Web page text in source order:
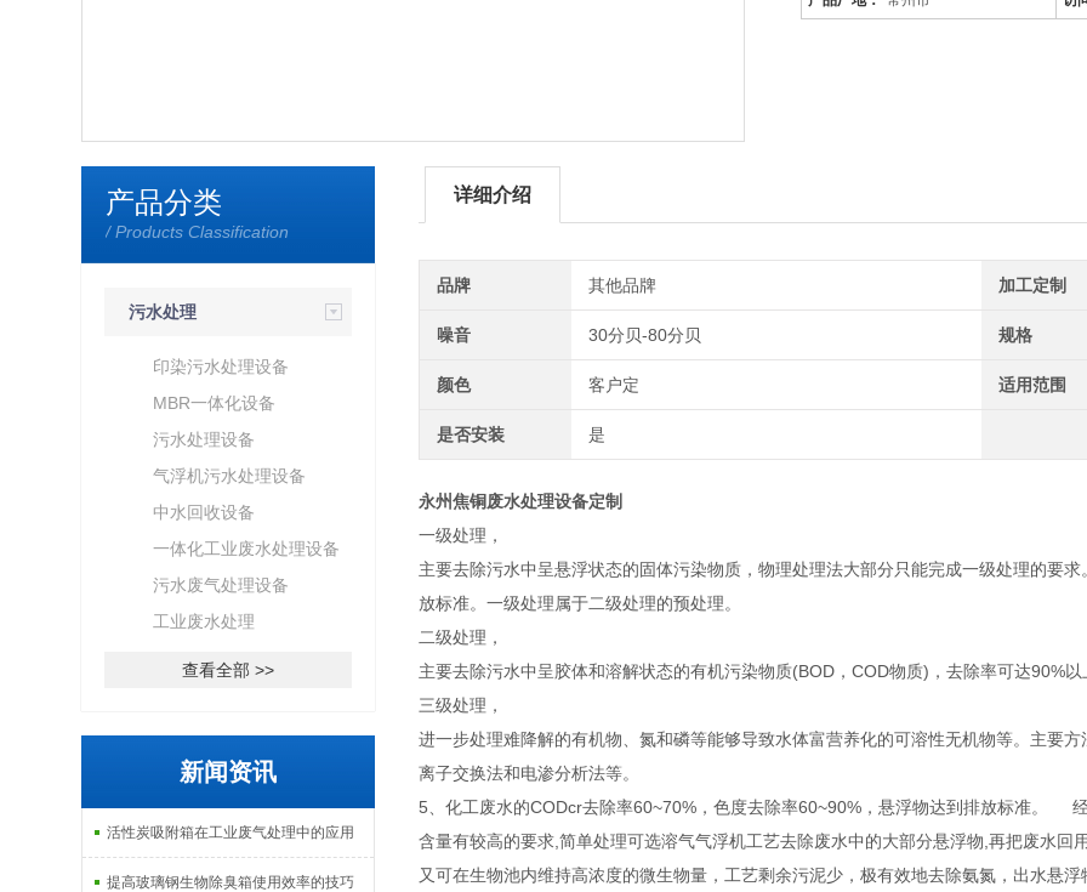
产品分类
/ Products Classification
污水处理
印染污水处理设备
MBR一体化设备
污水处理设备
气浮机污水处理设备
中水回收设备
一体化工业废水处理设备
污水废气处理设备
工业废水处理
查看全部 >>
新闻资讯
活性炭吸附箱在工业废气处理中的应用
提高玻璃钢生物除臭箱使用效率的技巧
详细介绍
品牌 其他品牌 加工定制
噪音 30分贝-80分贝 规格
颜色 客户定 适用范围
是否安装 是
永州焦铜废水处理设备定制
一级处理，
主要去除污水中呈悬浮状态的固体污染物质，物理处理法大部分只能完成一级处理的要
放标准。一级处理属于二级处理的预处理。
二级处理，
主要去除污水中呈胶体和溶解状态的有机污染物质(BOD，COD物质)，去除率可达90%以
三级处理，
进一步处理难降解的有机物、氮和磷等能够导致水体富营养化的可溶性无机物等。主要
离子交换法和电渗分析法等。
5、化工废水的CODcr去除率60~70%，色度去除率60~90%，悬浮物达到排放标准。
含量有较高的要求,简单处理可选溶气气浮机工艺去除废水中的大部分悬浮物,再把废水回
又可在生物池内维持高浓度的微生物量，工艺剩余污泥少，极有效地去除氨氮，出水悬